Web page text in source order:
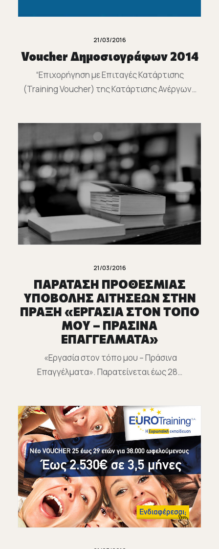
21/03/2016
Voucher Δημοσιογράφων 2014
“Επιχορήγηση με Επιταγές Κατάρτισης
(Training Voucher) της Κατάρτισης Ανέργων…
21/03/2016
ΠΑΡΑΤΑΣΗ ΠΡΟΘΕΣΜΙΑΣ
ΥΠΟΒΟΛΗΣ ΑΙΤΗΣΕΩΝ ΣΤΗΝ
ΠΡΑΞΗ «ΕΡΓΑΣΙΑ ΣΤΟΝ ΤΟΠΟ
ΜΟΥ – ΠΡΑΣΙΝΑ
ΕΠΑΓΓΕΛΜΑΤΑ»
«Εργασία στον τόπο μου – Πράσινα
Επαγγέλματα». Παρατείνεται έως 28…